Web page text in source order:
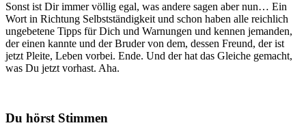
Sonst ist Dir immer völlig egal, was andere sagen aber nun… Ein
Wort in Richtung Selbstständigkeit und schon haben alle reichlich
ungebetene Tipps für Dich und Warnungen und kennen jemanden,
der einen kannte und der Bruder von dem, dessen Freund, der ist
jetzt Pleite, Leben vorbei. Ende. Und der hat das Gleiche gemacht,
was Du jetzt vorhast. Aha.
Du hörst Stimmen